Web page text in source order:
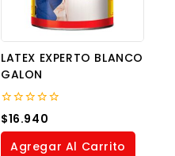
LATEX EXPERTO BLANCO
GALON
0
out
of
$16.940
Agregar Al Carrito